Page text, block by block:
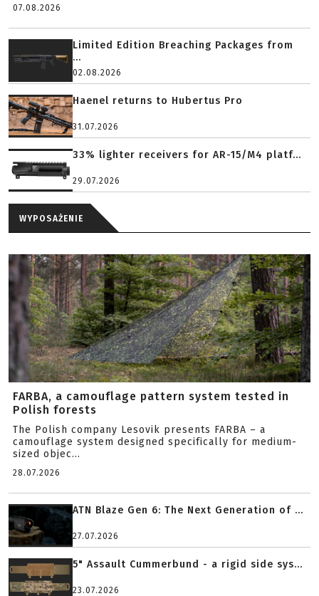
07.08.2026
Limited Edition Breaching Packages from
...
02.08.2026
Haenel returns to Hubertus Pro
31.07.2026
33% lighter receivers for AR-15/M4 platf...
29.07.2026
WYPOSAŻENIE
FARBA, a camouflage pattern system tested in
Polish forests
The Polish company Lesovik presents FARBA – a
camouflage system designed specifically for medium-
sized objec...
28.07.2026
ATN Blaze Gen 6: The Next Generation of ...
27.07.2026
5" Assault Cummerbund - a rigid side sys...
23.07.2026